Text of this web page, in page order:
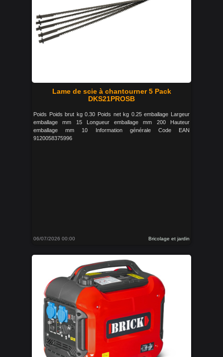
Lame de scie à chantourner 5 Pack
DKS21PROSB
Poids Poids brut kg 0.30 Poids net kg 0.25 emballage Largeur
emballage mm 15 Longueur emballage mm 200 Hauteur
emballage mm 10 Information générale Code EAN
9120058375996
06/07/2026 00:00 Bricolage et jardin